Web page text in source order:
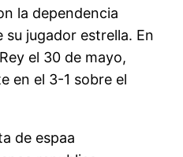
la dependencia
jugador estrella. En
el 30 de mayo,
en el 3-1 sobre el